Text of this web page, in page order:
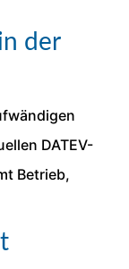
der
DATEV-
Betrieb,